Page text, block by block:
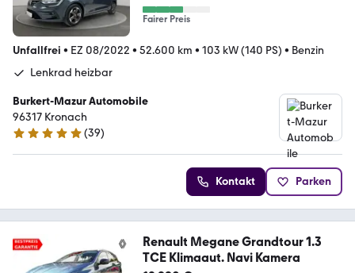
Fairer Preis
Unfallfrei • EZ 08/2022 • 52.600 km • 103 kW (140 PS) • Benzin
Lenkrad heizbar
Burkert-Mazur Automobile
96317 Kronach
5 Sterne
(39)
Kontakt Parken
Renault Megane Grandtour 1.3
TCE Klimaaut. Navi Kamera